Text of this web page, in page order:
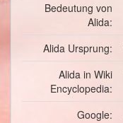
Bedeutung von
Alida:
Alida Ursprung:
Alida in Wiki
Encyclopedia:
Google: